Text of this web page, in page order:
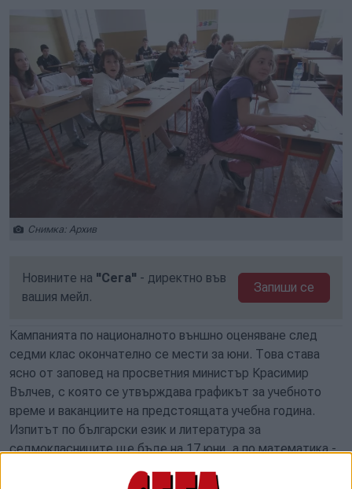
Снимка: Архив
Новините на "Сега" - директно във
вашия мейл.
Запиши се
Кампанията по националното външно оценяване след
седми клас окончателно се мести за юни. Това става
ясно от заповед на просветния министър Красимир
Вълчев, с която се утвърждава графикът за учебното
време и ваканциите на предстоящата учебна година.
Изпитът по български език и литература за
седмокласниците ще бъде на 17 юни, а по математика -
на 19 юни. Матурите обаче остават през май - по